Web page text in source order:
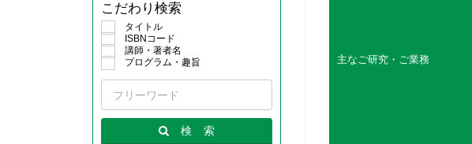
主なご研究・ご業務
こだわり検索
タイトル
ISBNコード
講師・著者名
プログラム・趣旨
検 索